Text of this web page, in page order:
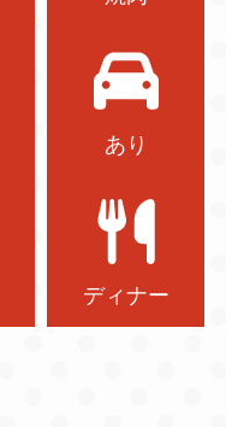
あり
ディナー